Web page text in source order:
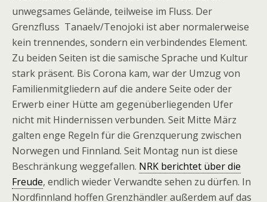
unwegsames Gelände, teilweise im Fluss. Der
Grenzfluss Tanaelv/Tenojoki ist aber normalerweise
kein trennendes, sondern ein verbindendes Element.
Zu beiden Seiten ist die samische Sprache und Kultur
stark präsent. Bis Corona kam, war der Umzug von
Familienmitgliedern auf die andere Seite oder der
Erwerb einer Hütte am gegenüberliegenden Ufer
nicht mit Hindernissen verbunden. Seit Mitte März
galten enge Regeln für die Grenzquerung zwischen
Norwegen und Finnland. Seit Montag nun ist diese
Beschränkung weggefallen. NRK berichtet über die
Freude, endlich wieder Verwandte sehen zu dürfen. In
Nordfinnland hoffen Grenzhändler außerdem auf das